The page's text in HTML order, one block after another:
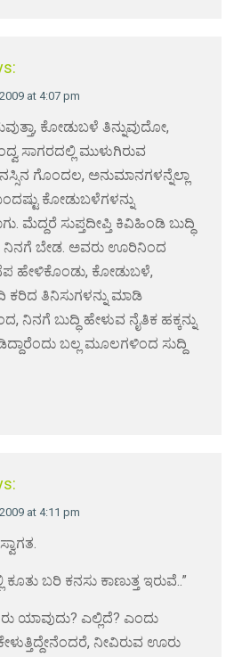
at 4:07 pm
ಕೋಡುಬಳೆ ತಿನ್ನುವುದೋ,
ಸಾಗರದಲ್ಲಿ ಮುಳುಗಿರುವ
ಗೊಂದಲ, ಅನುಮಾನಗಳನ್ನೆಲ್ಲಾ
ಕೋಡುಬಳೆಗಳನ್ನು
ಮೆದ್ದರೆ ಸುಪ್ತದೀಪ್ತಿ ಕಿವಿಹಿಂಡಿ ಬುದ್ಧಿ
ಬೇಡ. ಅವರು ಊರಿನಿಂದ
ಹೇಳಿಕೊಂಡು, ಕೋಡುಬಳೆ,
ಕರಿದ ತಿನಿಸುಗಳನ್ನು ಮಾಡಿ
ನಿನಗೆ ಬುದ್ಧಿ ಹೇಳುವ ನೈತಿಕ ಹಕ್ಕನ್ನು
ಬಲ್ಲ ಮೂಲಗಳಿಂದ ಸುದ್ದಿ
at 4:11 pm
ಬರಿ ಕನಸು ಕಾಣುತ್ತ ಇರುವೆ..”
ಯಾವುದು? ಎಲ್ಲಿದೆ? ಎಂದು
ನೀವಿರುವ ಊರು